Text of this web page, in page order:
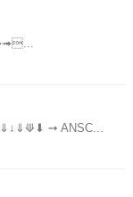
➙ ANSC...